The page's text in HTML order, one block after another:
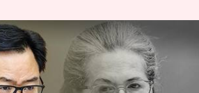
सोनिया
सोरोस से जुड़े संगठन
का मामला क्या है?